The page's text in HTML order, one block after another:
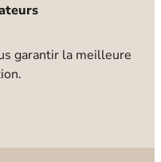
garantir la meilleure